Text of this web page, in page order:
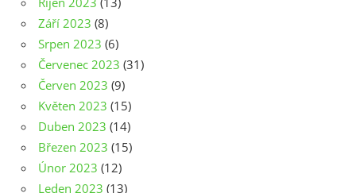
Září 2023 (8)
Srpen 2023 (6)
Červenec 2023 (31)
Červen 2023 (9)
Květen 2023 (15)
Duben 2023 (14)
Březen 2023 (15)
Únor 2023 (12)
Leden 2023 (13)